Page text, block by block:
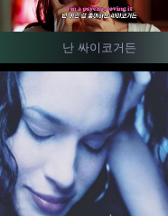
난 싸이코거든